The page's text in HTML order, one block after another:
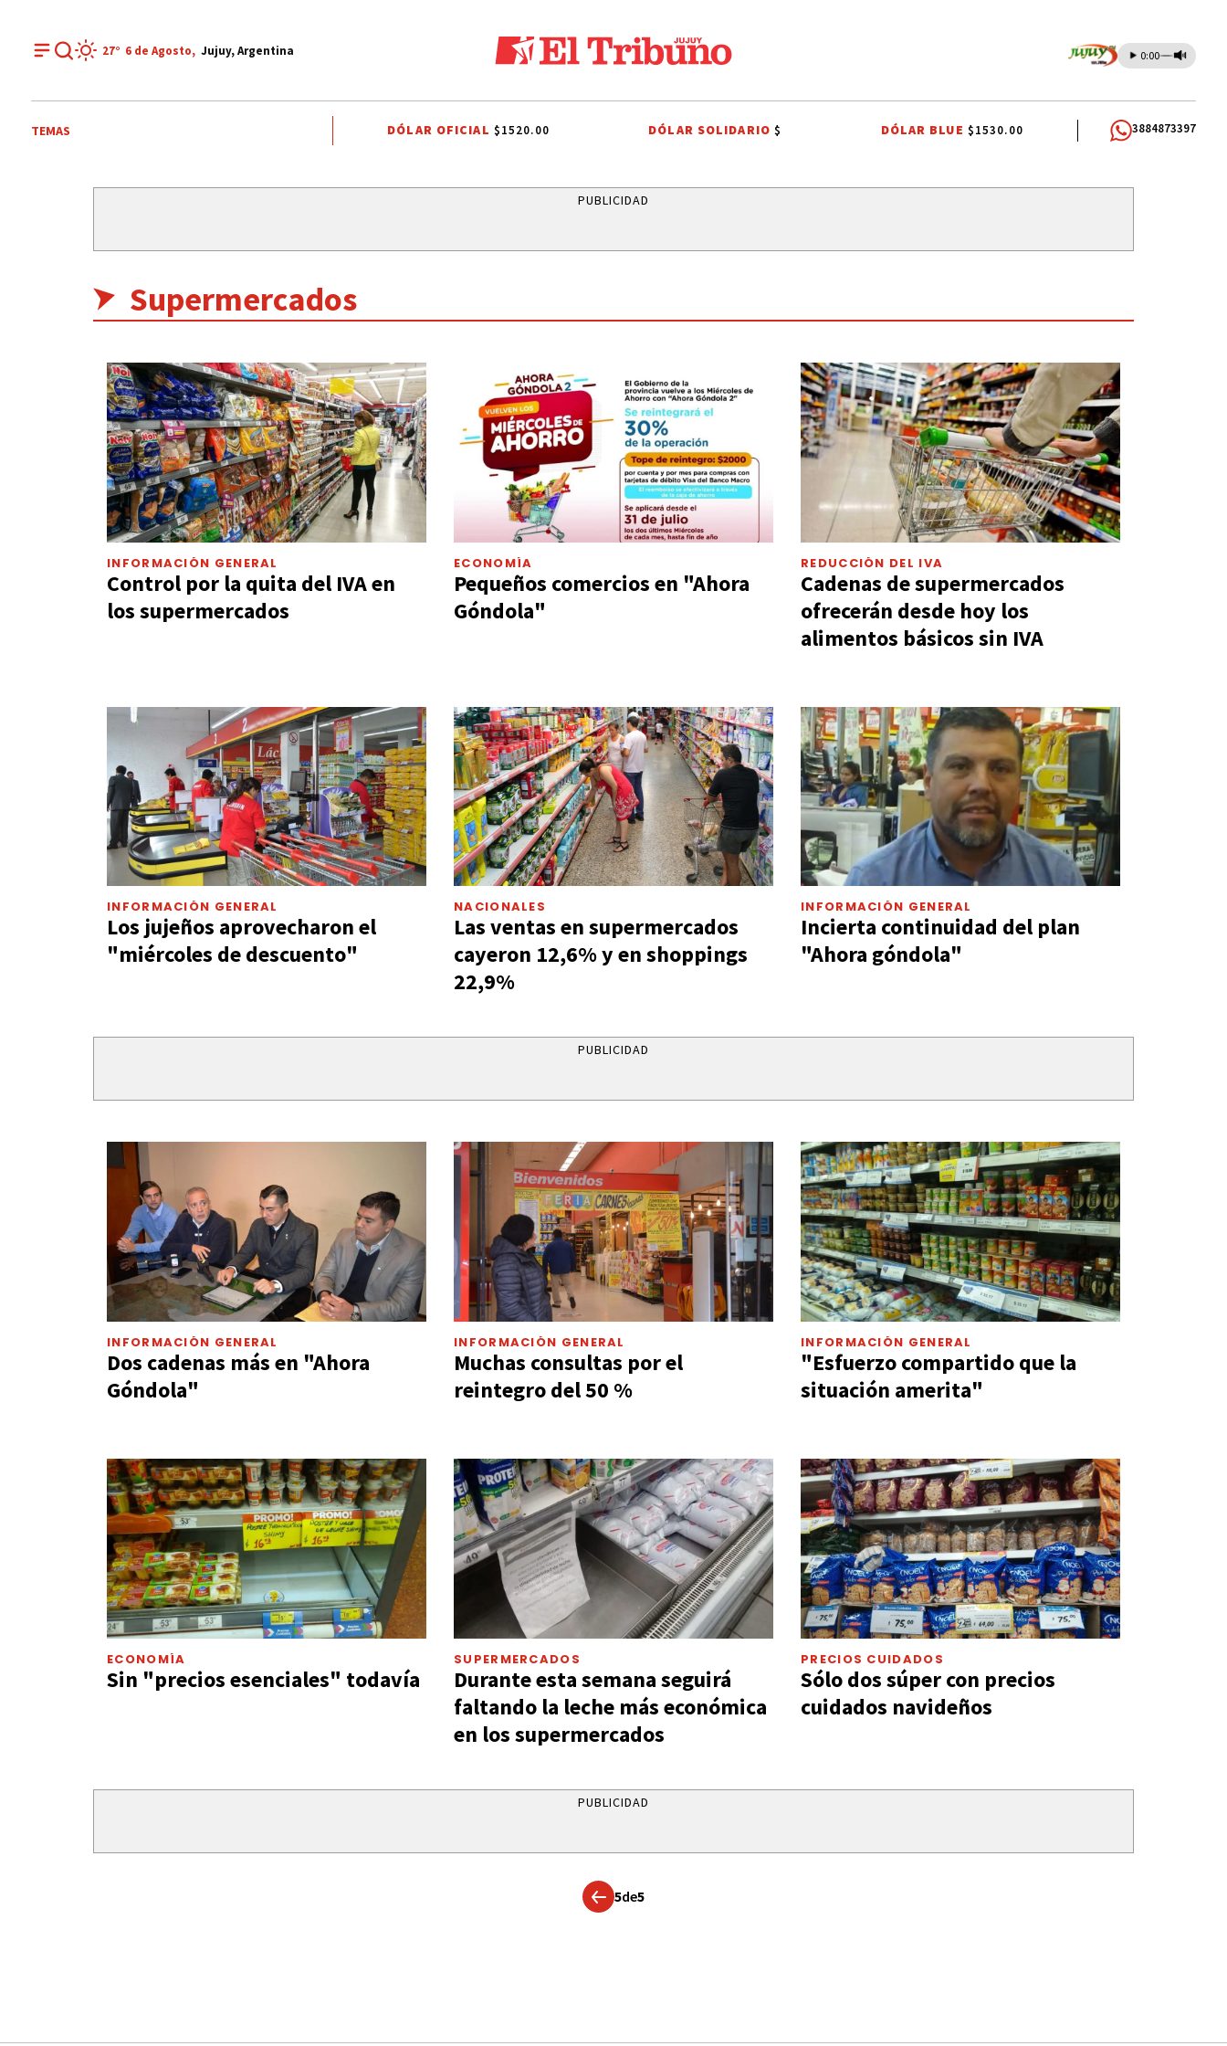
27° 6 de Agosto, Jujuy, Argentina 0:00
TEMAS DÓLAR OFICIAL $1520.00 DÓLAR SOLIDARIO$ DÓLAR BLUE $1530.00 3884873397
PUBLICIDAD
Supermercados
INFORMACIÓN GENERAL
Control por la quita del IVA en
los supermercados
ECONOMÍA
Pequeños comercios en "Ahora
Góndola"
REDUCCIÓN DEL IVA
Cadenas de supermercados
ofrecerán desde hoy los
alimentos básicos sin IVA
INFORMACIÓN GENERAL
Los jujeños aprovecharon el
"miércoles de descuento"
NACIONALES
Las ventas en supermercados
cayeron 12,6% y en shoppings
22,9%
INFORMACIÓN GENERAL
Incierta continuidad del plan
"Ahora góndola"
PUBLICIDAD
INFORMACIÓN GENERAL
Dos cadenas más en "Ahora
Góndola"
INFORMACIÓN GENERAL
Muchas consultas por el
reintegro del 50 %
INFORMACIÓN GENERAL
"Esfuerzo compartido que la
situación amerita"
ECONOMÍA
Sin "precios esenciales" todavía
SUPERMERCADOS
Durante esta semana seguirá
faltando la leche más económica
en los supermercados
PRECIOS CUIDADOS
Sólo dos súper con precios
cuidados navideños
PUBLICIDAD
5de5